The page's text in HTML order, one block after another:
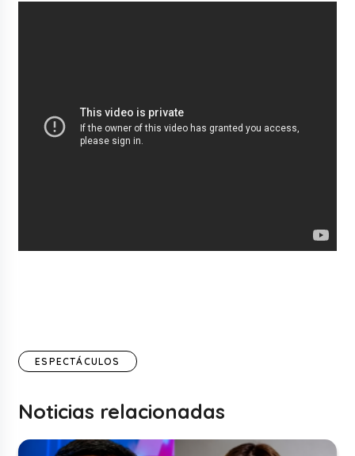
ESPECTÁCULOS
Noticias relacionadas